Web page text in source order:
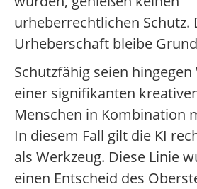
urheberrechtlichen Schutz.
Urheberschaft bleibe
Schutzfähig seien
einer signifikanten
Menschen in Kombination
In diesem Fall gilt die KI
als Werkzeug. Diese Linie
einen Entscheid des